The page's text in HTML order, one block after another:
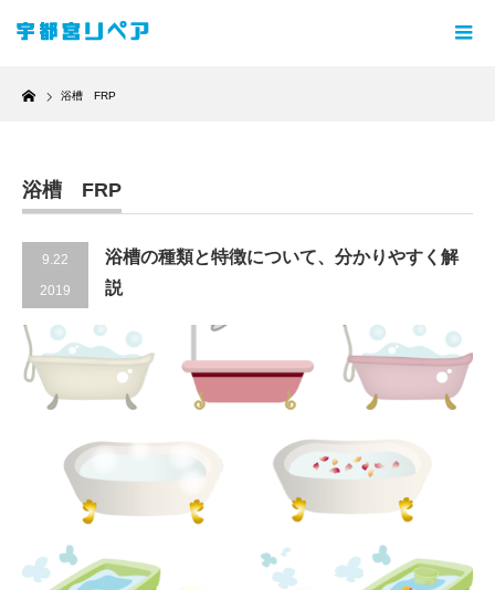
Home
浴槽 FRP
浴槽 FRP
9.22
2019
浴槽の種類と特徴について、分かりやすく解
説